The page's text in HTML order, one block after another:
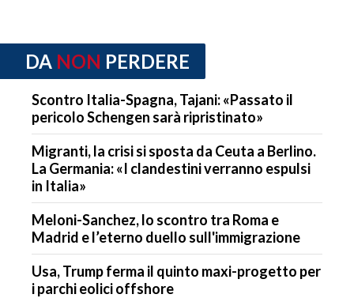
DA NON PERDERE
Scontro Italia-Spagna, Tajani: «Passato il
pericolo Schengen sarà ripristinato»
Migranti, la crisi si sposta da Ceuta a Berlino.
La Germania: «I clandestini verranno espulsi
in Italia»
Meloni-Sanchez, lo scontro tra Roma e
Madrid e l’eterno duello sull'immigrazione
Usa, Trump ferma il quinto maxi-progetto per
i parchi eolici offshore